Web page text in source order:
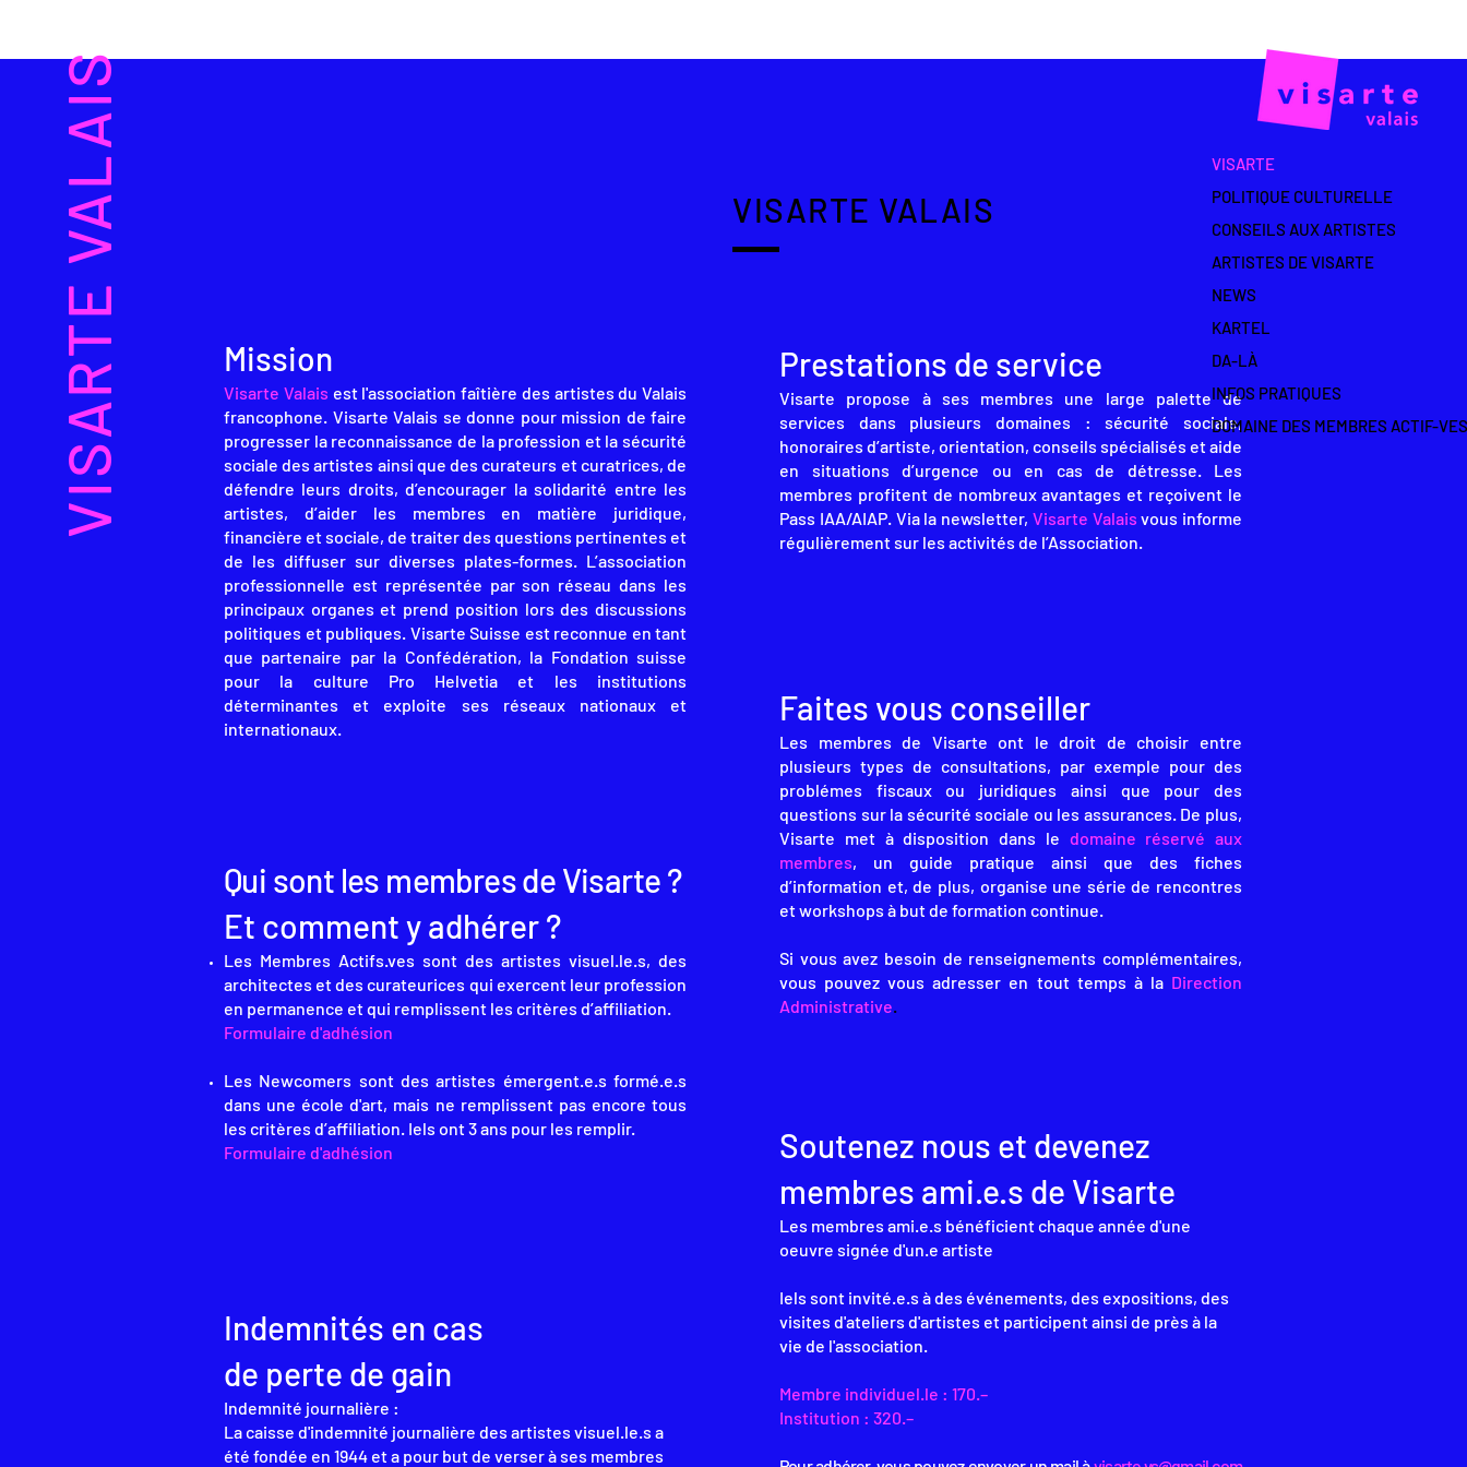
VISARTE VALAIS
VISARTE
POLITIQUE CULTURELLE
CONSEILS AUX ARTISTES
ARTISTES DE VISARTE
NEWS
KARTEL
DA-LÀ
INFOS PRATIQUES
DOMAINE DES MEMBRES ACTIF-VES
VISARTE VALAIS
Mission
Visarte Valais est l'association faîtière des artistes du Valais
francophone. Visarte Valais se donne pour mission de faire
progresser la reconnaissance de la profession et la sécurité
sociale des artistes ainsi que des curateurs et curatrices, de
défendre leurs droits, d’encourager la solidarité entre les
artistes, d’aider les membres en matière juridique,
financière et sociale, de traiter des questions pertinentes et
de les diffuser sur diverses plates-formes. L’association
professionnelle est représentée par son réseau dans les
principaux organes et prend position lors des discussions
politiques et publiques. Visarte Suisse est reconnue en tant
que partenaire par la Confédération, la Fondation suisse
pour la culture Pro Helvetia et les institutions
déterminantes et exploite ses réseaux nationaux et
internationaux.
Qui sont les membres de Visarte ?
Et comment y adhérer ?
Les Membres Actifs.ves sont des artistes visuel.le.s, des
architectes et des curateurices qui exercent leur profession
en permanence et qui remplissent les critères d’affiliation.
Formulaire d'adhésion
Les Newcomers sont des artistes émergent.e.s formé.e.s
dans une école d'art, mais ne remplissent pas encore tous
les critères d’affiliation. Iels ont 3 ans pour les remplir.
Formulaire d'adhésion
Indemnités en cas
de perte de gain
Indemnité journalière :
La caisse d'indemnité journalière des artistes visuel.le.s a
été fondée en 1944 et a pour but de verser à ses membres
Prestations de service
Visarte propose à ses membres une large palette de
services dans plusieurs domaines : sécurité sociale,
honoraires d’artiste, orientation, conseils spécialisés et aide
en situations d’urgence ou en cas de détresse. Les
membres profitent de nombreux avantages et reçoivent le
Pass IAA/AIAP. Via la newsletter, Visarte Valais vous informe
régulièrement sur les activités de l’Association.
Faites vous conseiller
Les membres de Visarte ont le droit de choisir entre
plusieurs types de consultations, par exemple pour des
problémes fiscaux ou juridiques ainsi que pour des
questions sur la sécurité sociale ou les assurances. De plus,
Visarte met à disposition dans le domaine réservé aux
membres, un guide pratique ainsi que des fiches
d’information et, de plus, organise une série de rencontres
et workshops à but de formation continue.
Si vous avez besoin de renseignements complémentaires,
vous pouvez vous adresser en tout temps à la Direction
Administrative.
Soutenez nous et devenez
membres ami.e.s de Visarte
Les membres ami.e.s bénéficient chaque année d'une
oeuvre signée d'un.e artiste
Iels sont invité.e.s à des événements, des expositions, des
visites d'ateliers d'artistes et participent ainsi de près à la
vie de l'association.
Membre individuel.le : 170.–
Institution : 320.–